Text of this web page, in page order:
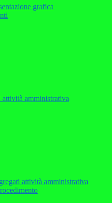
grafica
attività amministrativa
attività amministrativa